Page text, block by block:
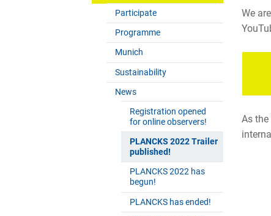
Participate
Programme
Munich
Sustainability
News
Registration opened
for online observers!
PLANCKS 2022 Trailer
published!
PLANCKS 2022 has
begun!
PLANCKS has ended!
We
As